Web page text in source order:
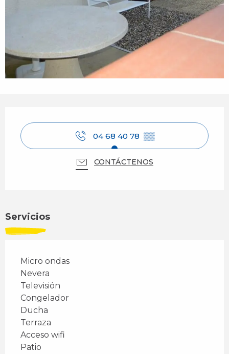
04 68 40 78 ▒▒
CONTÁCTENOS
Servicios
Micro ondas
Nevera
Televisión
Congelador
Ducha
Terraza
Acceso wifi
Patio